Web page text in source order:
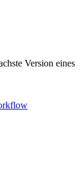
Version eines